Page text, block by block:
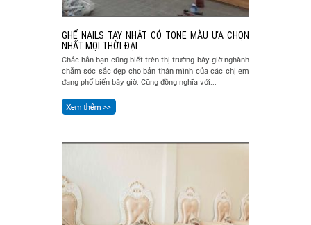
GHẾ NAILS TAY NHẬT CÓ TONE MÀU ƯA CHỌN
NHẤT MỌI THỜI ĐẠI
Chắc hẳn bạn cũng biết trên thị trường bây giờ nghành
chăm sóc sắc đẹp cho bản thân mình của các chị em
đang phổ biến bây giờ. Cũng đồng nghĩa với...